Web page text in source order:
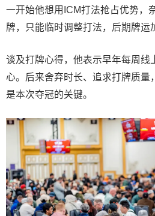
一开始他想用ICM打法抢占优势，
牌，只能临时调整打法，后期牌运
谈及打牌心得，他表示早年每周线
心。后来舍弃时长、追求打牌质量
是本次夺冠的关键。